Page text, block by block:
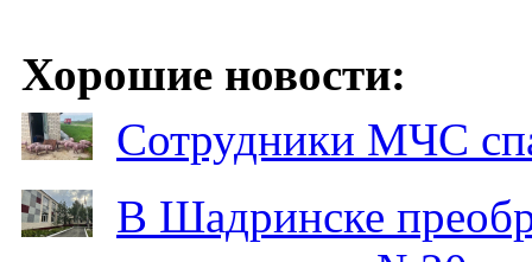
Хорошие новости:
Сотрудники МЧС
В Шадринске